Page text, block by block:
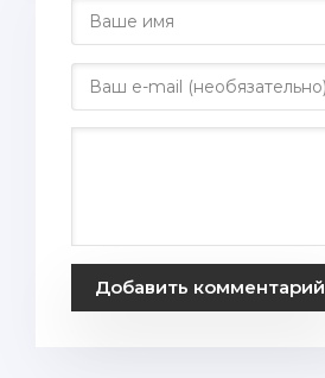
Добавить комментарий